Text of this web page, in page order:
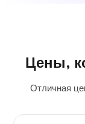
Цены,
Отличная